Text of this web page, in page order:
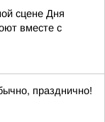
сцене Дня
вместе с
празднично!